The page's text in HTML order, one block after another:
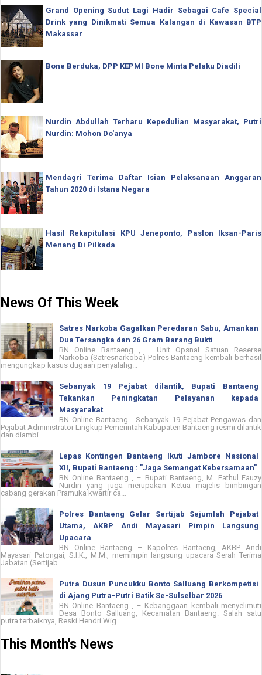
Grand Opening Sudut Lagi Hadir Sebagai Cafe Special
Drink yang Dinikmati Semua Kalangan di Kawasan BTP
Makassar
Bone Berduka, DPP KEPMI Bone Minta Pelaku Diadili
Nurdin Abdullah Terharu Kepedulian Masyarakat, Putri
Nurdin: Mohon Do'anya
Mendagri Terima Daftar Isian Pelaksanaan Anggaran
Tahun 2020 di Istana Negara
Hasil Rekapitulasi KPU Jeneponto, Paslon Iksan-Paris
Menang Di Pilkada
News Of This Week
Satres Narkoba Gagalkan Peredaran Sabu, Amankan
Dua Tersangka dan 26 Gram Barang Bukti
BN Online Bantaeng , – Unit Opsnal Satuan Reserse
Narkoba (Satresnarkoba) Polres Bantaeng kembali berhasil
mengungkap kasus dugaan penyalahg...
Sebanyak 19 Pejabat dilantik, Bupati Bantaeng
Tekankan Peningkatan Pelayanan kepada
Masyarakat
BN Online Bantaeng - Sebanyak 19 Pejabat Pengawas dan
Pejabat Administrator Lingkup Pemerintah Kabupaten Bantaeng resmi dilantik
dan diambi...
Lepas Kontingen Bantaeng Ikuti Jambore Nasional
XII, Bupati Bantaeng : "Jaga Semangat Kebersamaan"
BN Online Bantaeng , – Bupati Bantaeng, M. Fathul Fauzy
Nurdin yang juga merupakan Ketua majelis bimbingan
cabang gerakan Pramuka kwartir ca...
Polres Bantaeng Gelar Sertijab Sejumlah Pejabat
Utama, AKBP Andi Mayasari Pimpin Langsung
Upacara
BN Online Bantaeng – Kapolres Bantaeng, AKBP Andi
Mayasari Patongai, S.I.K., M.M., memimpin langsung upacara Serah Terima
Jabatan (Sertijab...
Putra Dusun Puncukku Bonto Salluang Berkompetisi
di Ajang Putra-Putri Batik Se-Sulselbar 2026
BN Online Bantaeng , – Kebanggaan kembali menyelimuti
Desa Bonto Salluang, Kecamatan Bantaeng. Salah satu
putra terbaiknya, Reski Hendri Wig...
This Month's News